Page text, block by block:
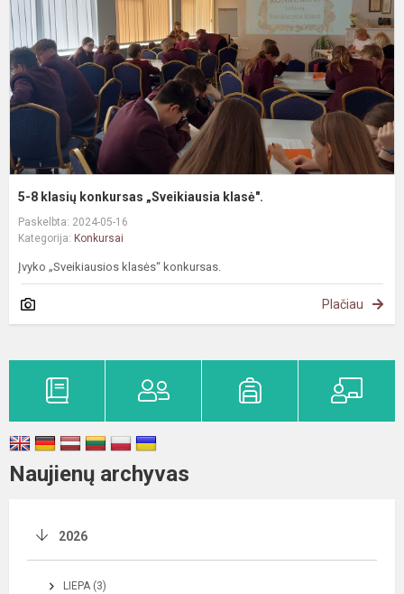
5-8 klasių konkursas „Sveikiausia klasė".
Paskelbta: 2024-05-16
Kategorija: Konkursai
Įvyko „Sveikiausios klasės“ konkursas.
Plačiau
Naujienų archyvas
2026
LIEPA (3)